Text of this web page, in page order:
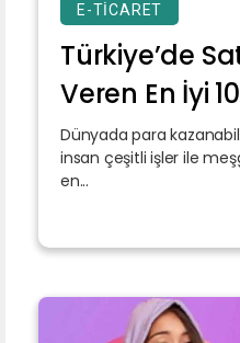
E-TICARET
Türkiye’de
Veren En İyi
Dünyada para
insan çeşitli işler ile
en...